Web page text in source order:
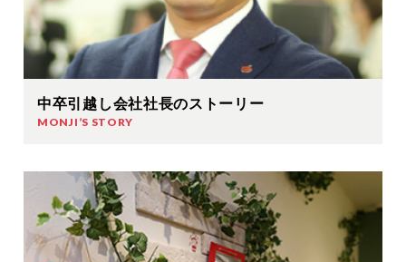
中卒引越し会社社長のストーリー
MONJI’S STORY